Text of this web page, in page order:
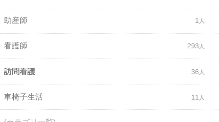
助産師 1
看護師 293
訪問看護 36
車椅子生活 11